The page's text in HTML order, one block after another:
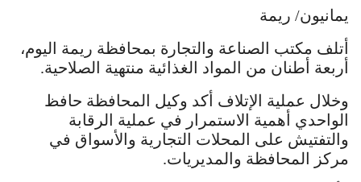
يمانيون/ ريمة
أتلف مكتب الصناعة والتجارة بمحافظة ريمة اليوم،
أربعة أطنان من المواد الغذائية منتهية الصلاحية.
وخلال عملية الإتلاف أكد وكيل المحافظة حافظ
الواحدي أهمية الاستمرار في عملية الرقابة
والتفتيش على المحلات التجارية والأسواق في
مركز المحافظة والمديريات.